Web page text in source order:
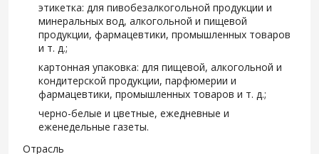
этикетка: для пивобезалкогольной продукции и
минеральных вод, алкогольной и пищевой
продукции, фармацевтики, промышленных товаров
и т. д.;
картонная упаковка: для пищевой, алкогольной и
кондитерской продукции, парфюмерии и
фармацевтики, промышленных товаров и т. д.;
черно-белые и цветные, ежедневные и
еженедельные газеты.
Отрасль